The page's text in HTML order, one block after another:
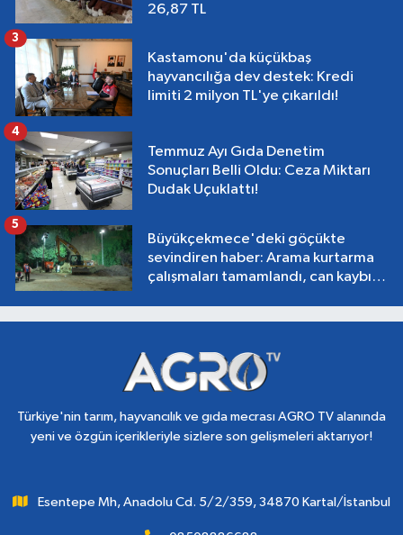
26,87 TL
Kastamonu'da küçükbaş
hayvancılığa dev destek: Kredi
limiti 2 milyon TL'ye çıkarıldı!
3
Temmuz Ayı Gıda Denetim
Sonuçları Belli Oldu: Ceza Miktarı
Dudak Uçuklattı!
4
Büyükçekmece'deki göçükte
sevindiren haber: Arama kurtarma
çalışmaları tamamlandı, can kaybı
5
Türkiye'nin tarım, hayvancılık ve gıda mecrası AGRO TV alanında
yeni ve özgün içerikleriyle sizlere son gelişmeleri aktarıyor!
Esentepe Mh, Anadolu Cd. 5/2/359, 34870 Kartal/İstanbul